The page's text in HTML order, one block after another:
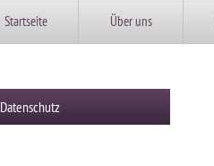
Startseite Über uns
Datenschutz